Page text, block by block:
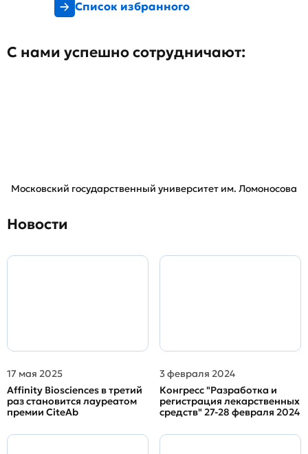
Список избранного
С нами успешно сотрудничают:
Московский государственный университет им. Ломоносова
Новости
17 мая 2025
Affinity Biosciences в третий
раз становится лауреатом
премии CiteAb
3 февраля 2024
Конгресс "Разработка и
регистрация лекарственных
средств" 27-28 февраля 2024